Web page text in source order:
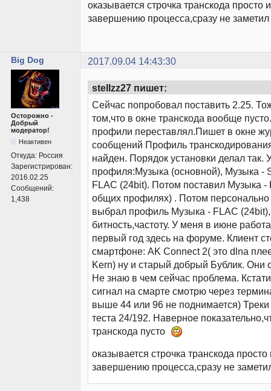
оказывается строчка транскода просто
завершению процесса,сразу не заметил
Big Dog 2017.09.04 14:43:30
Осторожно -
Добрый
модератор!
Неактивен
Откуда: Россия
Зарегистрирован:
2016.02.25
Сообщений:
1,438
stellzz27 пишет:
Сейчас попробовал поставить 2.25.
том,что в окне транскода вообще
профили переставлял.Пишет в окне
сообщений Профиль
найден. Порядок установки делал так.
профиля:Музыка (основной), Музыка -
FLAC (24bit). Потом поставил Музыка -
общих профилях) . Потом персонально
выбрал профиль Музыка - FLAC
битность,частоту. У меня в июне
первый год здесь на форуме. Клиент
смартфоне: AK Connect 2( это dlna
Kern) ну и старый добрый Бублик. Они
Не знаю в чем сейчас проблема.
сигнал на смарте смотрю через
выше 44 или 96 не поднимается) Треки
теста 24/192. Наверное
транскода пусто
оказывается строчка транскода просто
завершению процесса,сразу не